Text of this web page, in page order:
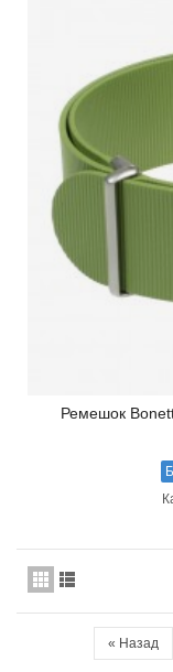
Ремешок
« Назад